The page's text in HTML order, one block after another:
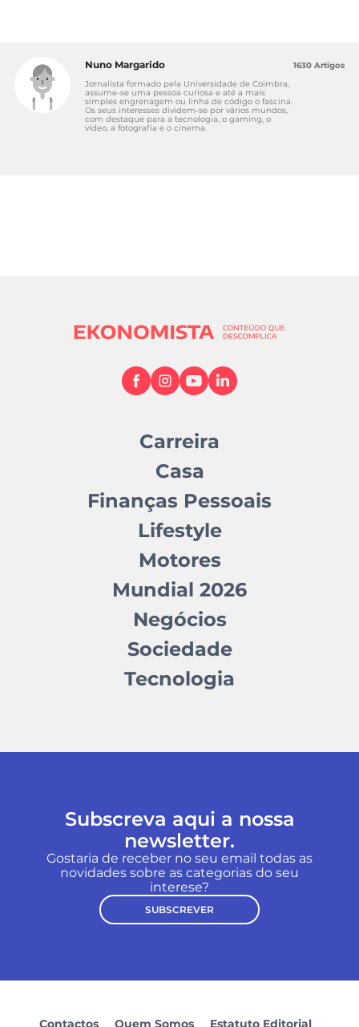
Nuno Margarido
Jornalista formado pela Universidade de Coimbra,
assume-se uma pessoa curiosa e até a mais
simples engrenagem ou linha de código o fascina.
Os seus interesses dividem-se por vários mundos,
com destaque para a tecnologia, o gaming, o
vídeo, a fotografia e o cinema.
1630 Artigos
Carreira
Casa
Finanças Pessoais
Lifestyle
Motores
Mundial 2026
Negócios
Sociedade
Tecnologia
Subscreva aqui a nossa
newsletter.
Gostaria de receber no seu email todas as
novidades sobre as categorias do seu
interese?
SUBSCREVER
Contactos Quem Somos Estatuto Editorial